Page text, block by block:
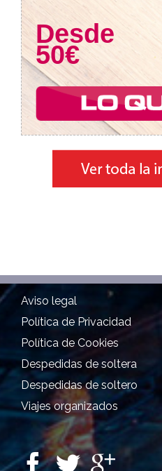
Desde
50€
Aviso legal
Política de Privacidad
Política de Cookies
Despedidas de soltera
Despedidas de soltero
Viajes organizados